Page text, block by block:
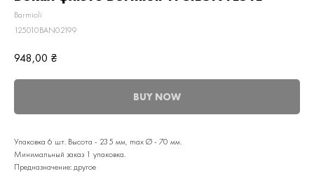
Barmioli
125010BAN02199
948,00 ₴
BUY NOW
Упаковка 6 шт. Высота - 235 мм, max Ø - 70 мм.
Минимальный заказ 1 упаковка.
Предназначение: другое